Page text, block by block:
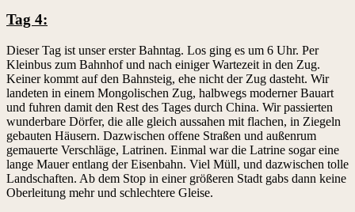
Tag 4:
Dieser Tag ist unser erster Bahntag. Los ging es um 6 Uhr. Per
Kleinbus zum Bahnhof und nach einiger Wartezeit in den Zug.
Keiner kommt auf den Bahnsteig, ehe nicht der Zug dasteht. Wir
landeten in einem Mongolischen Zug, halbwegs moderner Bauart
und fuhren damit den Rest des Tages durch China. Wir passierten
wunderbare Dörfer, die alle gleich aussahen mit flachen, in Ziegeln
gebauten Häusern. Dazwischen offene Straßen und außenrum
gemauerte Verschläge, Latrinen. Einmal war die Latrine sogar eine
lange Mauer entlang der Eisenbahn. Viel Müll, und dazwischen tolle
Landschaften. Ab dem Stop in einer größeren Stadt gabs dann keine
Oberleitung mehr und schlechtere Gleise.